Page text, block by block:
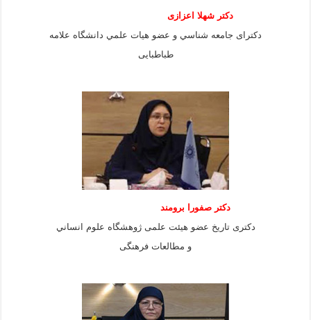
دكتر شهلا اعزازى
دكتراى جامعه شناسي و عضو هيات علمي دانشگاه علامه
طباطبايى
دكتر صفورا برومند
دكترى تاريخ عضو هيئت علمى ژوهشگاه علوم انساني
و مطالعات فرهنگى